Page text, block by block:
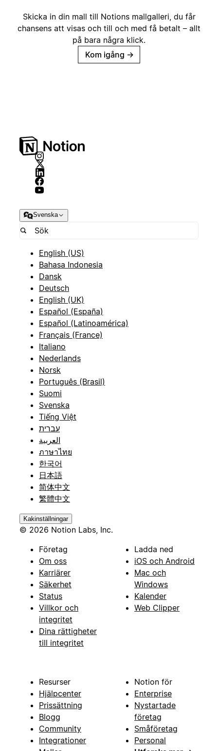
Skicka in din mall till Notions mallgalleri, du får
chansens att visas och till och med få betalt – allt
på bara några klick.
Kom igång →
Svenska
English (US)
Bahasa Indonesia
Dansk
Deutsch
English (UK)
Español (España)
Español (Latinoamérica)
Français (France)
Italiano
Nederlands
Norsk
Português (Brasil)
Suomi
Svenska
Tiếng Việt
עברית
العربية
ภาษาไทย
한국어
日本語
简体中文
繁體中文
Kakinställningar
© 2026 Notion Labs, Inc.
Företag
Om oss
Karriärer
Säkerhet
Status
Villkor och
integritet
Dina rättigheter
till integritet
Ladda ned
iOS och Android
Mac och
Windows
Kalender
Web Clipper
Resurser
Hjälpcenter
Prissättning
Blogg
Community
Integrationer
Notion för
Enterprise
Nystartade
företag
Småföretag
Personal